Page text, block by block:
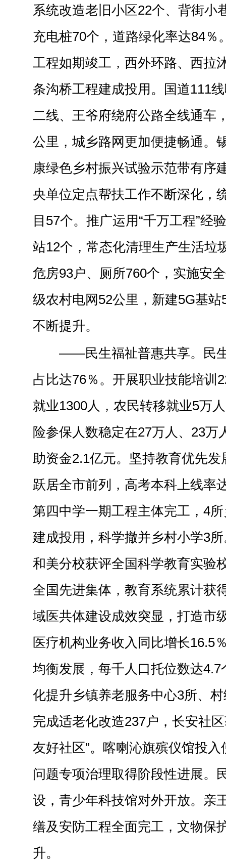
系统改造老旧小区22个、背街小
充电桩70个，道路绿化率达84％
工程如期竣工，西外环路、西拉
条沟桥工程建成投用。国道111
二线、王爷府绕府公路全线通车
公里，城乡路网更加便捷畅通。
康绿色乡村振兴试验示范带有序
央单位定点帮扶工作不断深化，
目57个。推广运用“千万工程”经
站12个，常态化清理生产生活垃
危房93户、厕所760个，实施安
级农村电网52公里，新建5G基
不断提升。
——民生福祉普惠共享。民
占比达76％。开展职业技能培训
就业1300人，农民转移就业5万
险参保人数稳定在27万人、23万
助资金2.1亿元。坚持教育优先
跃居全市前列，高考本科上线率
第四中学一期工程主体完工，4
建成投用，科学撤并乡村小学3
和美分校获评全国科学教育实验
全国先进集体，教育系统累计获
域医共体建设成效突显，打造市
医疗机构业务收入同比增长16.5
均衡发展，每千人口托位数达
化提升乡镇养老服务中心3所、
完成适老化改造237户，长安社
友好社区”。喀喇沁旗殡仪馆投
问题专项治理取得阶段性进展。
设，青少年科技馆对外开放。亲
缮及安防工程全面完工，文物保
升。